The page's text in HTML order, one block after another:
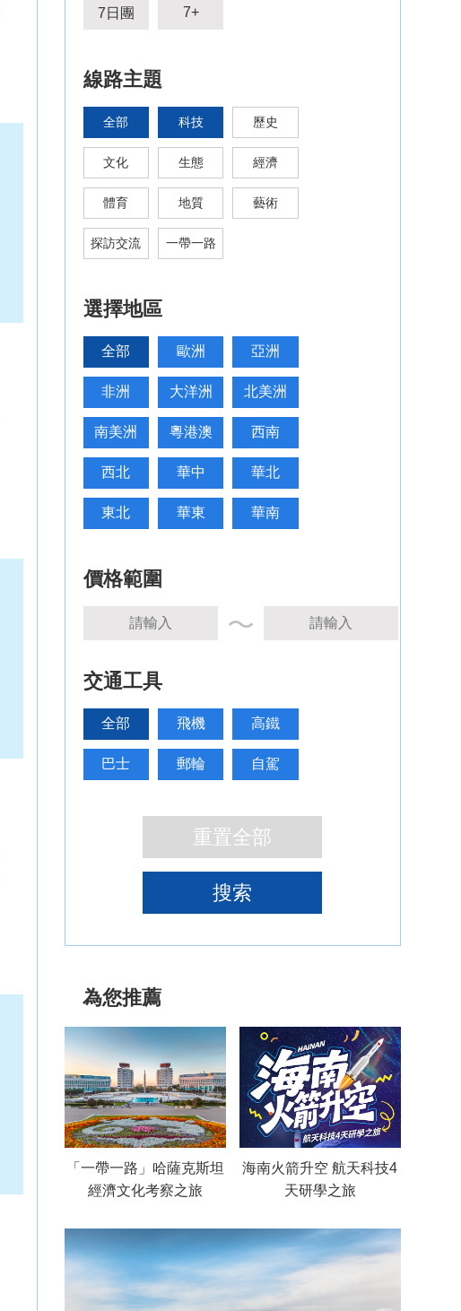
7日團 7+
線路主題
全部 科技 歷史
文化 生態 經濟
體育 地質 藝術
探訪交流 一帶一路
選擇地區
全部 歐洲 亞洲
非洲 大洋洲 北美洲
南美洲 粵港澳 西南
西北 華中 華北
東北 華東 華南
價格範圍
交通工具
全部 飛機 高鐵
巴士 郵輪 自駕
重置全部
搜索
為您推薦
「一帶一路」哈薩克斯坦
經濟文化考察之旅
海南火箭升空 航天科技4
天研學之旅